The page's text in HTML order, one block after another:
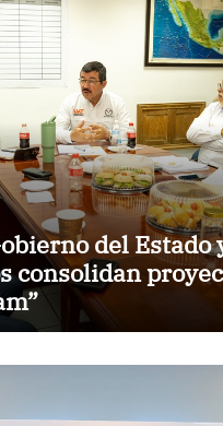
del Estado
consolidan